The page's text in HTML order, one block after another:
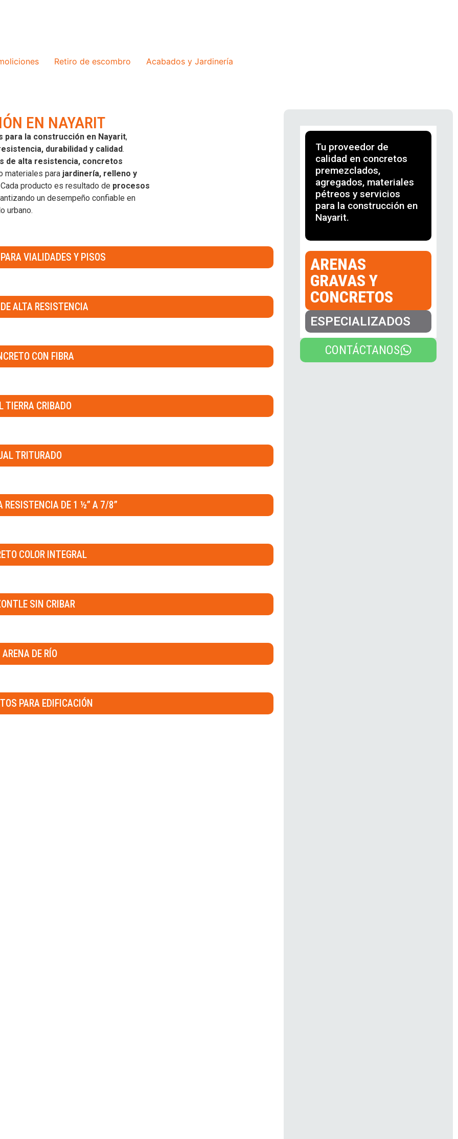
Retiro de escombro Acabados y Jardinería
EN NAYARIT
para la construcción en Nayarit,
durabilidad y calidad.
de alta resistencia, concretos
materiales para jardinería, relleno y
producto es resultado de procesos
un desempeño confiable en
urbano.
VIALIDADES Y PISOS
ALTA RESISTENCIA
CON FIBRA
TIERRA CRIBADO
TRITURADO
RESISTENCIA DE 1 ½” A 7/8”
COLOR INTEGRAL
SIN CRIBAR
ARENA DE RÍO
PARA EDIFICACIÓN
Tu proveedor de
calidad en concretos
premezclados,
agregados, materiales
pétreos y servicios
para la construcción en
Nayarit.
ARENAS
GRAVAS Y
CONCRETOS
ESPECIALIZADOS
CONTÁCTANOS